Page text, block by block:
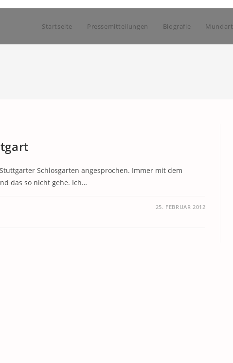
Startseite Pressemitteilungen Biografie Mundart
Schlosgarten angesprochen. Immer mit dem
das so nicht gehe. Ich…
25. FEBRUAR 2012